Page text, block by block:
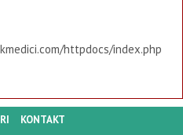
httpdocs/index.php
KONTAKT